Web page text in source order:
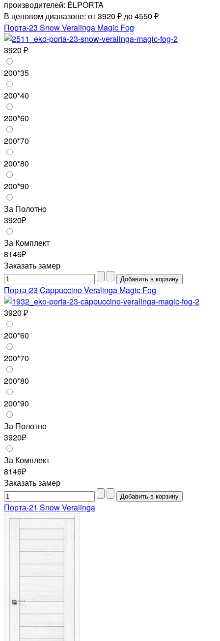
производителей: ĒLPORTA
В ценовом диапазоне: от 3920 ₽ до 4550 ₽
Порта-23 Snow Veralinga Magic Fog
3920 ₽
200*35
200*40
200*60
200*70
200*80
200*90
За Полотно
3920₽
За Комплект
8146₽
Заказать замер
Порта-23 Cappuccino Veralinga Magic Fog
3920 ₽
200*60
200*70
200*80
200*90
За Полотно
3920₽
За Комплект
8146₽
Заказать замер
Порта-21 Snow Veralinga